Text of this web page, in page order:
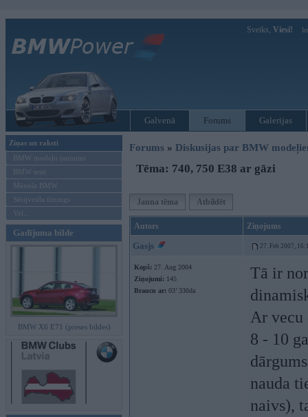
Sveiks, Viesi!
Galvenā Forums Galerijas
Ziņas un raksti
BMW modeļu jaunumi
BMW testi
Mēneša BMW
Sērijveida tūnings
Vel...
Gadījuma bilde
BMW X6 E71 (preses bildes)
Forums » Diskusijas par BMW
Tēma: 740, 750 E38 ar gāzi
Jauna tēma Atbildēt
Autors Ziņojums
Gasjs 27. Feb 2007,
Kopš: 27. Aug 2004
Ziņojumi: 145
Braucu ar: 03’ 330da
Tā ir
Ar vecu
8 - 10
nauda
naivs),